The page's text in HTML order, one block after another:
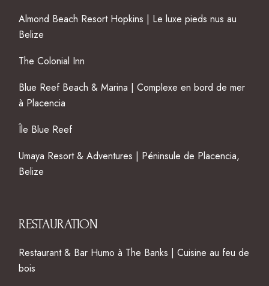
Almond Beach Resort Hopkins | Le luxe pieds nus au
Belize
The Colonial Inn
Blue Reef Beach & Marina | Complexe en bord de mer
à Placencia
Île Blue Reef
Umaya Resort & Adventures | Péninsule de Placencia,
Belize
RESTAURATION
Restaurant & Bar Humo à The Banks | Cuisine au feu de
bois